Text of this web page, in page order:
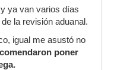
ya van varios días
la revisión aduanal.
igual me asustó no
poner